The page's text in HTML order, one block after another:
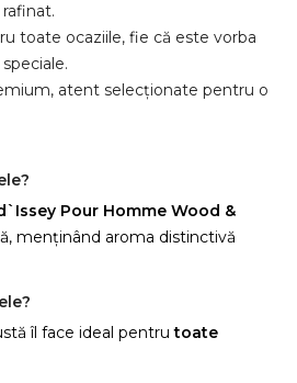
toate ocaziile, fie că este vorba
atent selecționate pentru o
Pour Homme Wood &
menținând aroma distinctivă
îl face ideal pentrutoate
Numele listei de dorinte